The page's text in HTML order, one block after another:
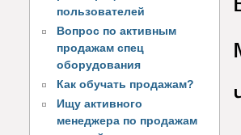
пользователей
Вопрос по активным
продажам спец
оборудования
Как обучать продажам?
Ищу активного
менеджера по продажам